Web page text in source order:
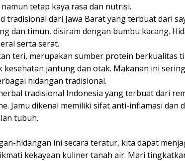
tetap kaya rasa dan nutrisi.
tradisional dari Jawa Barat yang terbuat dari
dan timun, disiram dengan bumbu kacang.
serta serat.
teri, merupakan sumber protein berkualitas
kesehatan jantung dan otak. Makanan ini sering
hidangan tradisional.
tradisional Indonesia yang terbuat dari
Jamu dikenal memiliki sifat anti-inflamasi dan
tubuh.
hidangan ini secara teratur, kita dapat
kekayaan kuliner tanah air. Mari